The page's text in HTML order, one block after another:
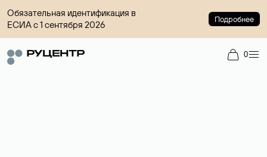
Обязательная идентификация в
ЕСИА с 1 сентября 2026
Подробнее
0